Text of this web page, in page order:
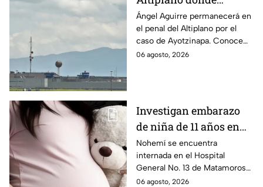
permanecerá Ángel
Aguirre por caso
Ayotzinapa
Ángel Aguirre permanecerá en
el penal del Altiplano por el
caso de Ayotzinapa. Conoce
dónde está, cómo es esta
06 agosto, 2026
Investigan embarazo
de niña de 11 años en
Matamoros,
Tamaulipas; ¿qué pasó
con Nohemí?
Nohemí se encuentra
internada en el Hospital
General No. 13 de Matamoros
tras complicaciones por un
06 agosto, 2026